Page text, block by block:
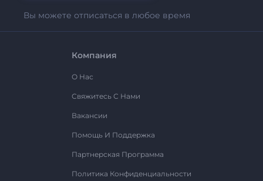
Вы можете отписаться в любое время
Компания
О Нас
Свяжитесь С Нами
Вакансии
Помощь И Поддержка
Партнерская Программа
Политика Конфиденциальности